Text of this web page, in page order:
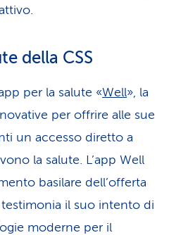
della CSS
per la salute «Well», la
per offrire alle sue
un accesso diretto a
la salute. L’app Well
basilare dell’offerta
testimonia il suo intento di
moderne per il